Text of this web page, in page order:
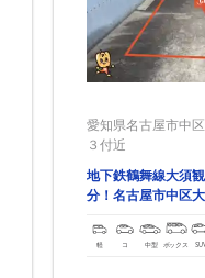
愛知県名古屋市中
３付近
地下鉄鶴舞線大須
分！名古屋市中区
軽 コ 中型 ボックス